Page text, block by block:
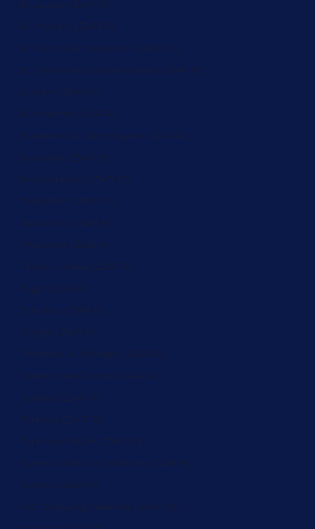
St. Lucia (ZAR R)
St. Martin (ZAR R)
St. Pierre & Miquelon (ZAR R)
St. Vincent & Grenadines (ZAR R)
Sudan (ZAR R)
Suriname (ZAR R)
Svalbard & Jan Mayen (ZAR R)
Sweden (ZAR R)
Switzerland (ZAR R)
Tajikistan (ZAR R)
Tanzania (ZAR R)
Thailand (ZAR R)
Timor-Leste (ZAR R)
Togo (ZAR R)
Tokelau (ZAR R)
Tonga (ZAR R)
Trinidad & Tobago (ZAR R)
Tristan da Cunha (ZAR R)
Tunisia (ZAR R)
Türkiye (ZAR R)
Turkmenistan (ZAR R)
Turks & Caicos Islands (ZAR R)
Tuvalu (ZAR R)
U.S. Outlying Islands (ZAR R)